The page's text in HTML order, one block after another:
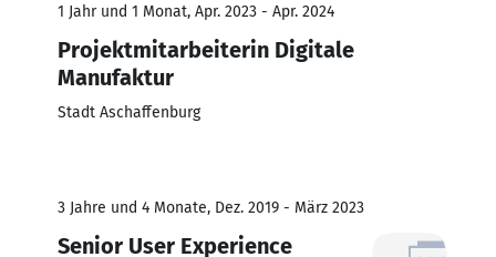
1 Jahr und 1 Monat, Apr. 2023 - Apr. 2024
Projektmitarbeiterin Digitale
Manufaktur
Stadt Aschaffenburg
3 Jahre und 4 Monate, Dez. 2019 - März 2023
Senior User Experience